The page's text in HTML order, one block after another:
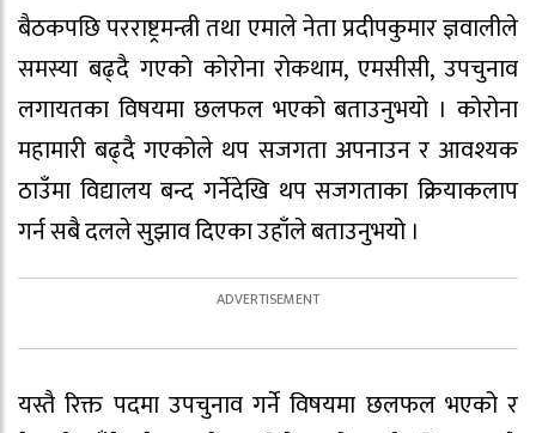
बैठकपछि परराष्ट्रमन्त्री तथा एमाले नेता प्रदीपकुमार ज्ञवालीले
समस्या बढ्दै गएको कोरोना रोकथाम, एमसीसी, उपचुनाव
लगायतका विषयमा छलफल भएको बताउनुभयो । कोरोना
महामारी बढ्दै गएकोले थप सजगता अपनाउन र आवश्यक
ठाउँमा विद्यालय बन्द गर्नेदेखि थप सजगताका क्रियाकलाप
गर्न सबै दलले सुझाव दिएका उहाँले बताउनुभयो ।
यस्तै रिक्त पदमा उपचुनाव गर्ने विषयमा छलफल भएको र